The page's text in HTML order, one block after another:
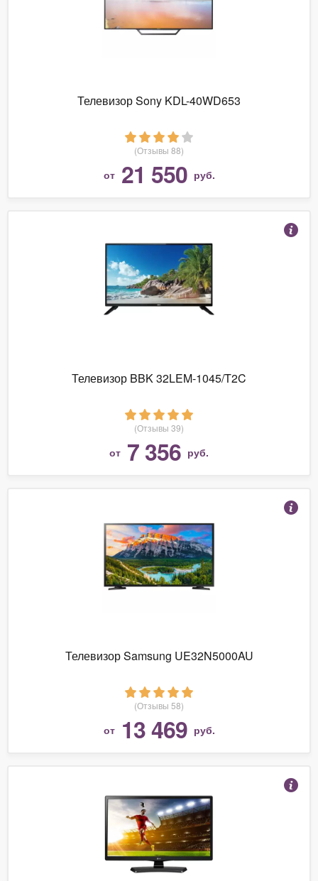
Телевизор Sony KDL-40WD653
(Отзывы 88)
от 21 550 руб.
Телевизор BBK 32LEM-1045/T2C
(Отзывы 39)
от 7 356 руб.
Телевизор Samsung UE32N5000AU
(Отзывы 58)
от 13 469 руб.